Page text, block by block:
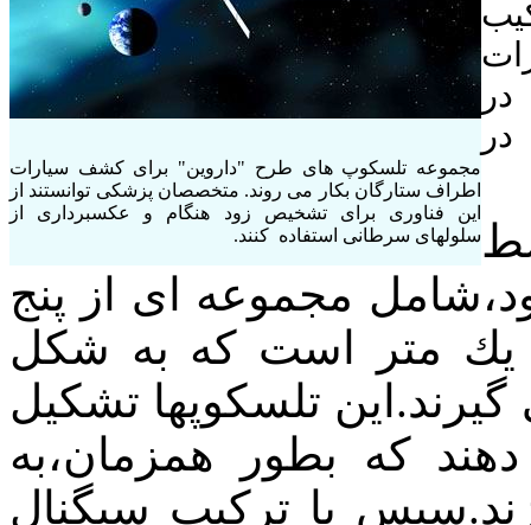
مجموعه تلسکوپ های طرح "داروین" برای کشف سیارات
اطراف ستارگان بکار می روند. متخصصان پزشکی توانستند از
این فناوری برای تشخیص زود هنگام و عکسبرداری از
سلولهای سرطانی استفاده کنند.
شامل مجموعه ای از پنج
متر است كه به شكل
. این تلسكوپها تشكیل
كه بطور همزمان،به
سپس با تركیب سیگنال